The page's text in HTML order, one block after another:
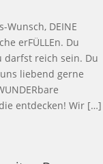
Wunsch, DEINE
erFÜLLEn. Du
darfst reich sein. Du
liebend gerne
entdecken! Wir […]